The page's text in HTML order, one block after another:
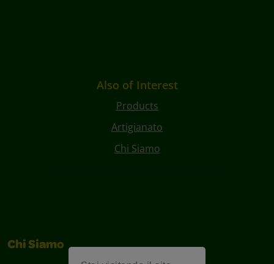
Also of Interest
Products
Artigianato
Chi Siamo
Chi Siamo